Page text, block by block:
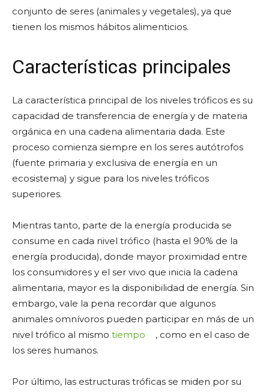
conjunto de seres (animales y vegetales), ya que
tienen los mismos hábitos alimenticios.
Características principales
La característica principal de los niveles tróficos es su
capacidad de transferencia de energía y de materia
orgánica en una cadena alimentaria dada. Este
proceso comienza siempre en los seres autótrofos
(fuente primaria y exclusiva de energía en un
ecosistema) y sigue para los niveles tróficos
superiores.
Mientras tanto, parte de la energía producida se
consume en cada nivel trófico (hasta el 90% de la
energía producida), donde mayor proximidad entre
los consumidores y el ser vivo que inicia la cadena
alimentaria, mayor es la disponibilidad de energía. Sin
embargo, vale la pena recordar que algunos
animales omnívoros pueden participar en más de un
nivel trófico al mismo tiempo
, como en el caso de
los seres humanos.
Por último, las estructuras tróficas se miden por su